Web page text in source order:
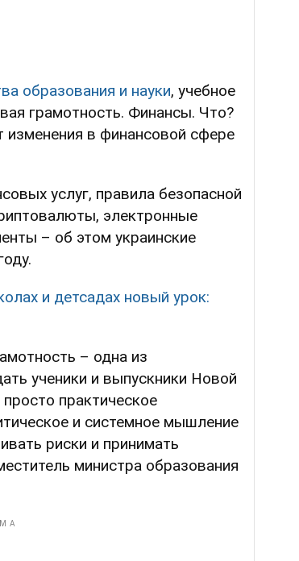
образования и науки, учебное
грамотность. Финансы. Что?
в финансовой сфере
услуг, правила безопасной
электронные
– об этом украинские
и детсадах новый урок:
– одна из
ученики и выпускники Новой
практическое
и системное мышление
риски и принимать
министра образования